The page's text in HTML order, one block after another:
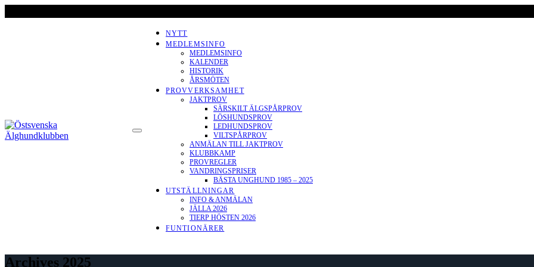
to
ÖSTSVENSKA
NYTT
MEDLEMSINFO
MEDLEMSINFO
KALENDER
HISTORIK
ÅRSMÖTEN
PROVVERKSAMHET
JAKTPROV
SÄRSKILT ÄLGSPÅRPROV
LÖSHUNDSPROV
LEDHUNDSPROV
VILTSPÅRPROV
ANMÄLAN TILL JAKTPROV
KLUBBKAMP
PROVREGLER
VANDRINGSPRISER
BÄSTA UNGHUND 1985 – 2025
UTSTÄLLNINGAR
INFO & ANMÄLAN
JÄLLA 2026
TIERP HÖSTEN 2026
FUNTIONÄRER
Archives 2025